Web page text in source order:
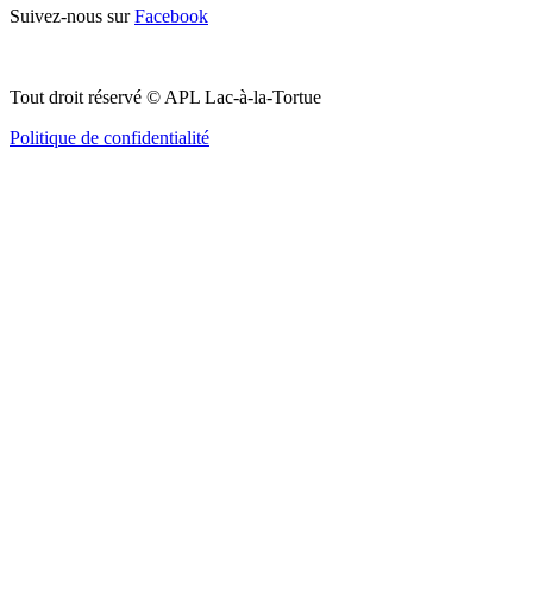
Suivez-nous surFacebook
Tout droit réservé © APL Lac-à-la-Tortue
Politique de confidentialité